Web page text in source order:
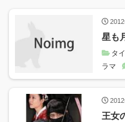
星も
タ
ラマ
王女